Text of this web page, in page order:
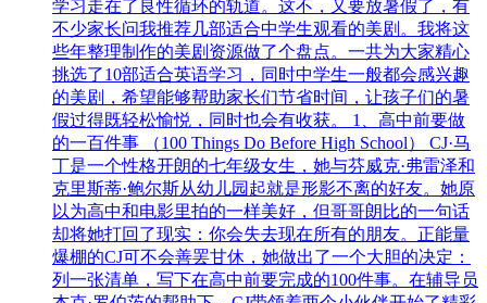
学习走在了良性循环的轨道。这不，又要放暑假了，有
不少家长问我推荐几部适合中学生观看的美剧。我将这
些年整理制作的美剧资源做了个盘点。一共为大家精心
挑选了10部适合英语学习，同时中学生一般都会感兴趣
的美剧，希望能够帮助家长们节省时间，让孩子们的暑
假过得既轻松愉悦，同时也会有收获。 1、高中前要做
的一百件事 （100 Things Do Before High School） CJ·马
丁是一个性格开朗的七年级女生，她与芬威克·弗雷泽和
克里斯蒂·鲍尔斯从幼儿园起就是形影不离的好友。她原
以为高中和电影里拍的一样美好，但哥哥朗比的一句话
却将她打回了现实：你会失去现在所有的朋友。正能量
爆棚的CJ可不会善罢甘休，她做出了一个大胆的决定：
列一张清单，写下在高中前要完成的100件事。在辅导员